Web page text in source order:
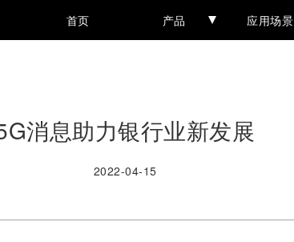
首页 产品 应用场景
消息助力银行业新发展
2022-04-15